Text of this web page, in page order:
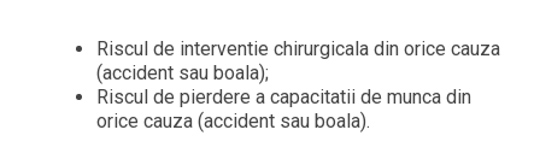
Riscul de interventie chirurgicala din orice cauza
(accident sau boala);
Riscul de pierdere a capacitatii de munca din
orice cauza (accident sau boala).